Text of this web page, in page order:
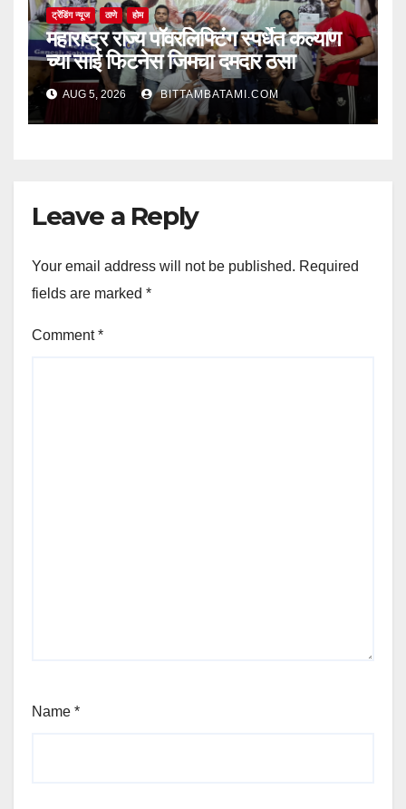
ट्रेंडिंग न्यूज ठाणे होम
महाराष्ट्र राज्य पॉवरलिफ्टिंग स्पर्धेत कल्याण
च्या साई फिटनेस जिमचा दमदार ठसा
AUG 5, 2026 BITTAMBATAMI.COM
Leave a Reply
Your email address will not be published. Required
fields are marked *
Comment*
Name *